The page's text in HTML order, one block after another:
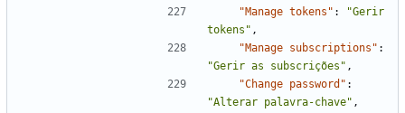
"Manage tokens" :
"Gerir
tokens" ,
"Manage subscriptions" :
"Gerir as subscrições" ,
"Change password" :
"Alterar palavra-chave" ,